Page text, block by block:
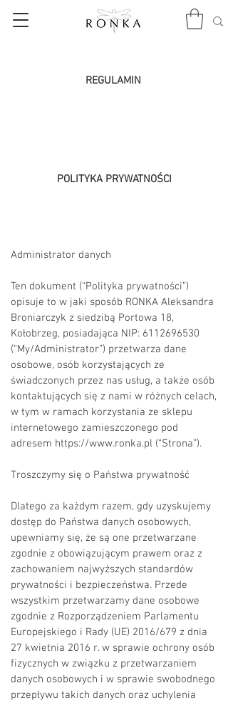
REGULAMIN
POLITYKA PRYWATNOŚCI
Administrator danych
Ten dokument (“Polityka prywatności”)
opisuje to w jaki sposób RONKA Aleksandra
Broniarczyk z siedzibą Portowa 18,
Kołobrzeg, posiadająca NIP: 6112696530
(“My/Administrator”) przetwarza dane
osobowe, osób korzystających ze
świadczonych przez nas usług, a także osób
kontaktujących się z nami w różnych celach,
w tym w ramach korzystania ze sklepu
internetowego zamieszczonego pod
adresem https://www.ronka.pl (“Strona”).
Troszczymy się o Państwa prywatność
Dlatego za każdym razem, gdy uzyskujemy
dostęp do Państwa danych osobowych,
upewniamy się, że są one przetwarzane
zgodnie z obowiązującym prawem oraz z
zachowaniem najwyższych standardów
prywatności i bezpieczeństwa. Przede
wszystkim przetwarzamy dane osobowe
zgodnie z Rozporządzeniem Parlamentu
Europejskiego i Rady (UE) 2016/679 z dnia
27 kwietnia 2016 r. w sprawie ochrony osób
fizycznych w związku z przetwarzaniem
danych osobowych i w sprawie swobodnego
przepływu takich danych oraz uchylenia